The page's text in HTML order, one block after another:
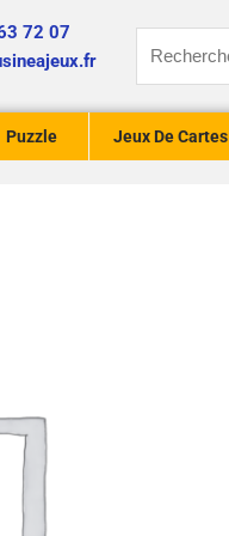
72 07
pour :
Puzzle Jeux De Cartes